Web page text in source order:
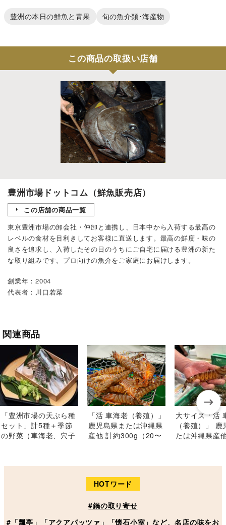
豊洲の本日の鮮魚と青果 旬の魚介類･海産物
この商品の取扱い店舗
豊洲市場ドットコム（鮮魚販売店）
この店舗の商品一覧
東京豊洲市場の卸会社・仲卸と連携し、日本中から入荷する最高の
レベルの食材を目利きしてお客様に直送します。最高の鮮度・味の
良さを追求し、入荷したその日のうちにご自宅に届ける豊洲の新た
な取り組みです。プロ向けの魚介をご家庭にお届けします。
創業年：2004
代表者：川口若菜
関連商品
「豊洲市場の天ぷら種
セット」計5種＋季節
の野菜（車海老、穴子
「活 車海老（養殖）」
鹿児島県または沖縄県
産他 計約300g（20〜
大サイズ「活
（養殖）」
たは沖縄県産
HOTワード
#鍋の取り寄せ
#「瓢亭」「アクアパッツァ」「懐石小室」など、名店の味をお